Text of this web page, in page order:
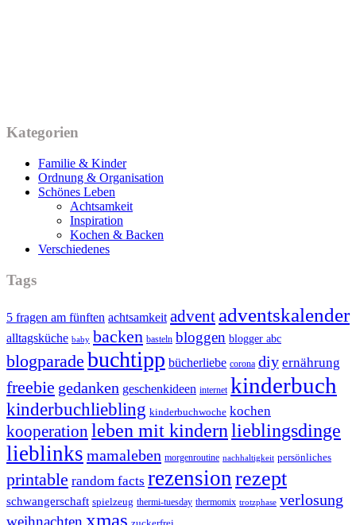
Kategorien
Familie & Kinder
Ordnung & Organisation
Schönes Leben
Achtsamkeit
Inspiration
Kochen & Backen
Verschiedenes
Tags
5 fragen am fünften achtsamkeit advent adventskalender
alltagsküche baby backen basteln bloggen blogger abc
blogparade buchtipp bücherliebe corona diy ernährung
freebie gedanken geschenkideen internet kinderbuch
kinderbuchliebling kinderbuchwoche kochen
kooperation leben mit kindernlieblingsdinge
lieblinks mamaleben morgenroutine nachhaltigkeit persönliches
printable random facts rezensionrezept
schwangerschaft spielzeug thermi-tuesday thermomix trotzphase verlosung
xmas